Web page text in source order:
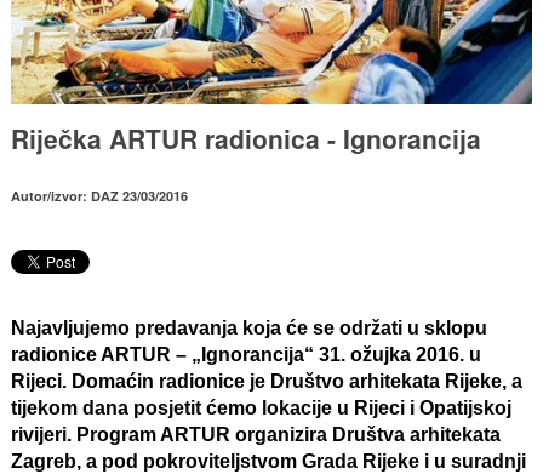
Riječka ARTUR radionica - Ignorancija
Autor/izvor: DAZ 23/03/2016
Najavljujemo predavanja koja će se održati u sklopu
radionice ARTUR – „Ignorancija“ 31. ožujka 2016. u
Rijeci. Domaćin radionice je Društvo arhitekata Rijeke, a
tijekom dana posjetit ćemo lokacije u Rijeci i Opatijskoj
rivijeri. Program ARTUR organizira Društva arhitekata
Zagreb, a pod pokroviteljstvom Grada Rijeke i u suradnji